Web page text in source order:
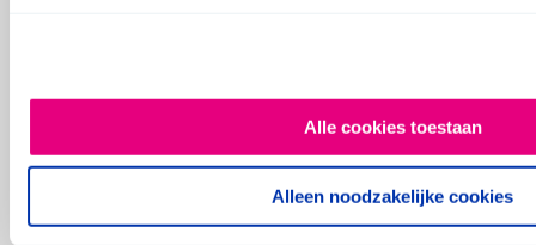
Alle cookies toestaan
Alleen noodzakelijke cookies